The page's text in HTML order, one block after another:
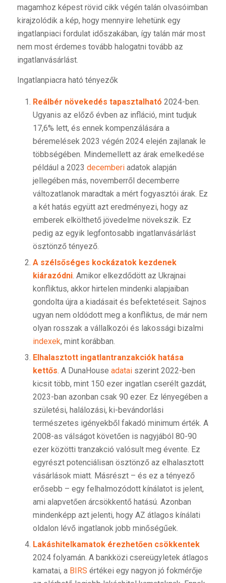
magamhoz képest rövid cikk végén talán olvasóimban
kirajzolódik a kép, hogy mennyire lehetünk egy
ingatlanpiaci fordulat időszakában, így talán már most
nem most érdemes tovább halogatni tovább az
ingatlanvásárlást.
Ingatlanpiacra ható tényezők
Reálbér növekedés tapasztalható 2024-ben.
Ugyanis az előző évben az infláció, mint tudjuk
17,6% lett, és ennek kompenzálására a
béremelések 2023 végén 2024 elején zajlanak le
többségében. Mindemellett az árak emelkedése
például a 2023 decemberiadatok alapján
jellegében más, novemberről decemberre
változatlanok maradtak a mért fogyasztói árak. Ez
a két hatás együtt azt eredményezi, hogy az
emberek elkölthető jövedelme növekszik. Ez
pedig az egyik legfontosabb ingatlanvásárlást
ösztönző tényező.
A szélsőséges kockázatok kezdenek
kiárazódni. Amikor elkezdődött az Ukrajnai
konfliktus, akkor hirtelen mindenki alapjaiban
gondolta újra a kiadásait és befektetéseit. Sajnos
ugyan nem oldódott meg a konfliktus, de már nem
olyan rosszak a vállalkozói és lakossági bizalmi
indexek, mint korábban.
Elhalasztott ingatlantranzakciók hatása
kettős . A DunaHouse adataiszerint 2022-ben
kicsit több, mint 150 ezer ingatlan cserélt gazdát,
2023-ban azonban csak 90 ezer. Ez lényegében a
születési, halálozási, ki-bevándorlási
természetes igényekből fakadó minimum érték. A
2008-as válságot követően is nagyjából 80-90
ezer közötti tranzakció valósult meg évente. Ez
egyrészt potenciálisan ösztönző az elhalasztott
vásárlások miatt. Másrészt – és ez a tényező
erősebb – egy felhalmozódott kínálatot is jelent,
ami alapvetően árcsökkentő hatású. Azonban
mindenképp azt jelenti, hogy AZ átlagos kínálati
oldalon lévő ingatlanok jobb minőségűek.
Lakáshitelkamatok érezhetően csökkentek
2024 folyamán. A bankközi csereügyletek átlagos
kamatai, a BIRS értékei egy nagyon jó fokmérője